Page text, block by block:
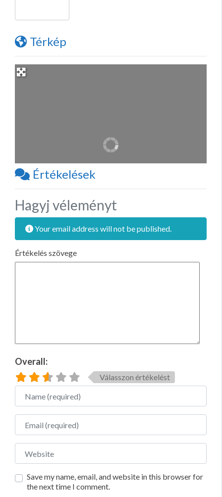
Térkép
Értékelések
Hagyj véleményt
Your email address will not be published.
Értékelés szövege
Overall:
Válasszon értékelést
Name
Email
Website
Save my name, email, and website in this browser for
the next time I comment.